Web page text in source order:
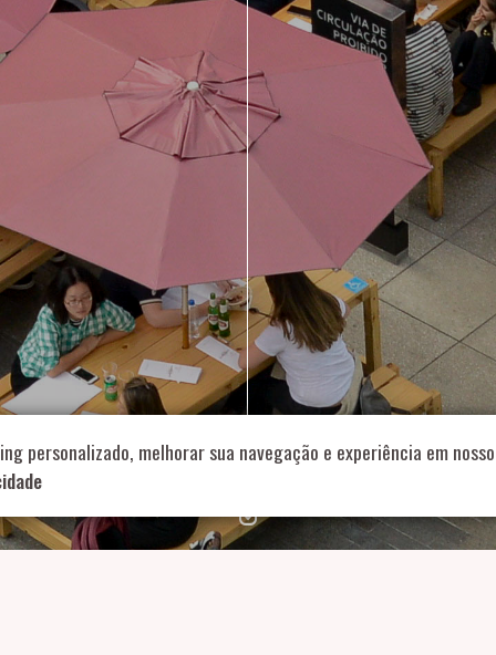
– Vila Romana, São Paulo – SP | 55 11 99178-5848 |
Role para continar
personalizado, melhorar sua navegação e experiência em